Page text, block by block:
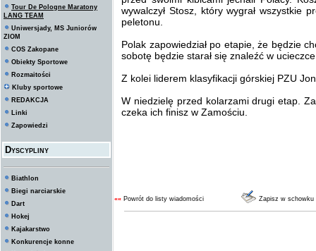
Tour De Pologne Maratony
LANG TEAM
Uniwersjady, MS Juniorów
ZIOM
COS Zakopane
Obiekty Sportowe
Rozmaitości
Kluby sportowe
REDAKCJA
Linki
Zapowiedzi
Dyscypliny
Biathlon
Biegi narciarskie
Dart
Hokej
Kajakarstwo
Konkurencje konne
wywalczył Stosz, który wygrał wszystkie
peletonu.
Polak zapowiedział po etapie, że będzie
sobotę będzie starał się znaleźć w
Z kolei liderem klasyfikacji górskiej PZU
W niedzielę przed kolarzami drugi etap.
czeka ich finisz w Zamościu.
«« Powrót do listy wiadomości Zapisz w schowku